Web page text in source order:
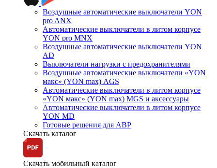
Воздушные автоматические выключатели YON
pro ANX
Автоматические выключатели в литом корпусе
YON pro MNX
Воздушные автоматические выключатели YON
AD
Выключатели нагрузки с предохранителями
Воздушные автоматические выключатели «YON
макс» (YON max) AGS
Автоматические выключатели в литом корпусе
«YON макс» (YON max) MGS и аксессуары
Автоматические выключатели в литом корпусе
YON MD
Готовые решения для АВР
Скачать каталог
Скачать мобильный каталог